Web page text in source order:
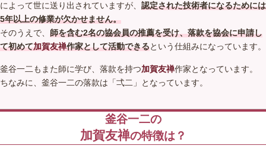
によって世に送り出されていますが、 認定された技術者になるためには
5年以上の修業が欠かせません。
そのうえで、 師を含む2名の協会員の推薦を受け、落款を協会に申請し
て初めて加賀友禅作家として活動できるという仕組みになっています。
釜谷一二もまた師に学び、落款を持つ加賀友禅作家となっています。
ちなみに、釜谷一二の落款は「弌二」となっています。
釜谷一二の
加賀友禅の特徴は？